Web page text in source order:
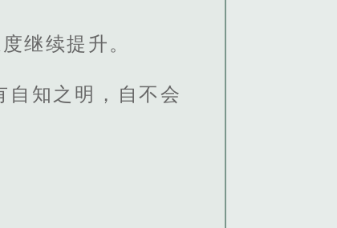
继续提升。
自知之明，自不会